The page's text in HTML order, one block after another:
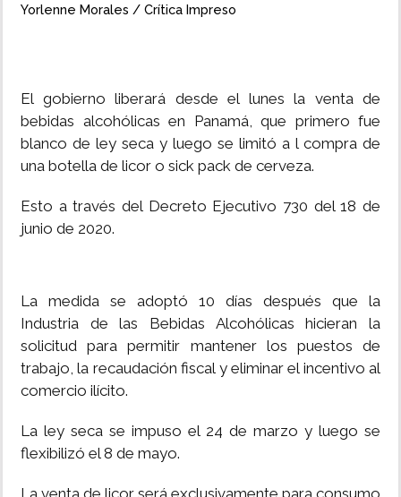
Yorlenne Morales / Crítica Impreso
El gobierno liberará desde el lunes la venta de
bebidas alcohólicas en Panamá, que primero fue
blanco de ley seca y luego se limitó a l compra de
una botella de licor o sick pack de cerveza.
Esto a través del Decreto Ejecutivo 730 del 18 de
junio de 2020.
La medida se adoptó 10 días después que la
Industria de las Bebidas Alcohólicas hicieran la
solicitud para permitir mantener los puestos de
trabajo, la recaudación fiscal y eliminar el incentivo al
comercio ilícito.
La ley seca se impuso el 24 de marzo y luego se
flexibilizó el 8 de mayo.